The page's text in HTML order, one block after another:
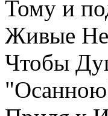
Тому и
Живые
Чтобы